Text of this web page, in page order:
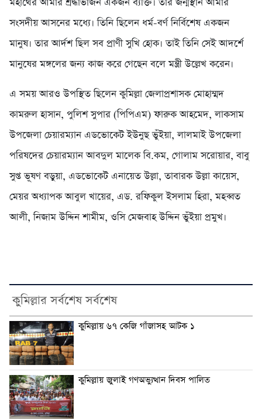
মহাথের আমার শ্রদ্ধাভাজন একজন ব্যক্তি। তার জন্মস্থান আমার
সংসদীয় আসনের মধ্যে। তিনি ছিলেন ধর্ম-বর্ণ নির্বিশেষ একজন
মানুষ। তার আর্দশ ছিল সব প্রাণী সুখি হোক। তাই তিনি সেই আদর্শে
মানুষের মঙ্গলের জন্য কাজ করে গেছেন বলে মন্ত্রী উল্লেখ করেন।
এ সময় আরও উপস্থিত ছিলেন কুমিল্লা জেলাপ্রশাসক মোহাম্মদ
কামরুল হাসান, পুলিশ সুপার (পিপিএম) ফারুক আহমেদ, লাকসাম
উপজেলা চেয়ারম্যান এডভোকেট ইউনুছ ভুঁইয়া, লালমাই উপজেলা
পরিষদের চেয়ারম্যান আবদুল মালেক বি.কম, গোলাম সরোয়ার, বাবু
সুপ্ত ভূষণ বড়ুয়া, এডভোকেট এনায়েত উল্লা, তাবারক উল্লা কায়েস,
মেয়র অধ্যাপক আবুল খায়ের, এড. রফিকুল ইসলাম হিরা, মহব্বত
আলী, নিজাম উদ্দিন শামীম, ওসি মেজবাহ উদ্দিন ভুঁইয়া প্রমুখ।
কুমিল্লার সর্বশেষ সর্বশেষ
কুমিল্লায় ৬৭ কেজি গাঁজাসহ আটক ১
কুমিল্লায় জুলাই গণঅভ্যুত্থান দিবস পালিত